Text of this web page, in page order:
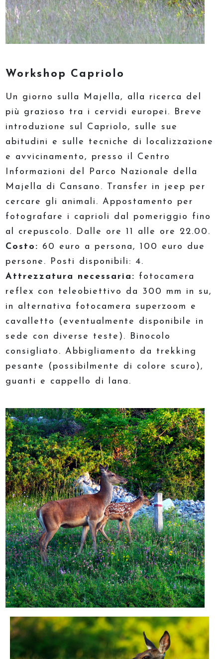
Workshop Capriolo
Un giorno sulla Majella, alla ricerca del
più grazioso tra i cervidi europei. Breve
introduzione sul Capriolo, sulle sue
abitudini e sulle tecniche di localizzazione
e avvicinamento, presso il Centro
Informazioni del Parco Nazionale della
Majella di Cansano. Transfer in jeep per
cercare gli animali. Appostamento per
fotografare i caprioli dal pomeriggio fino
al crepuscolo. Dalle ore 11 alle ore 22.00.
Costo: 60 euro a persona, 100 euro due
persone. Posti disponibili: 4.
Attrezzatura necessaria: fotocamera
reflex con teleobiettivo da 300 mm in su,
in alternativa fotocamera superzoom e
cavalletto (eventualmente disponibile in
sede con diverse teste). Binocolo
consigliato. Abbigliamento da trekking
pesante (possibilmente di colore scuro),
guanti e cappello di lana.